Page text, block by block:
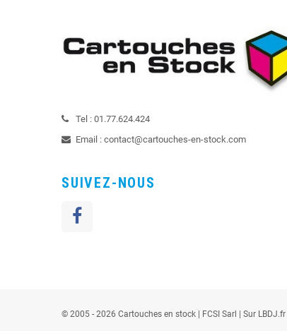
Tel : 01.77.624.424
Email : contact@cartouches-en-stock.com
SUIVEZ-NOUS
© 2005 - 2026 Cartouches en stock | FCSI Sarl | Sur LBDJ.fr